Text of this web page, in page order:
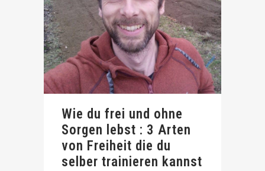
Wie du frei und ohne
Sorgen lebst : 3 Arten
von Freiheit die du
selber trainieren kannst